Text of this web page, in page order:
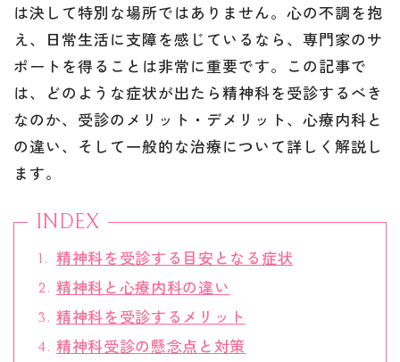
は決して特別な場所ではありません。心の不調を抱
え、日常生活に支障を感じているなら、専門家のサ
ポートを得ることは非常に重要です。この記事で
は、どのような症状が出たら精神科を受診するべき
なのか、受診のメリット・デメリット、心療内科と
の違い、そして一般的な治療について詳しく解説し
ます。
INDEX
精神科を受診する目安となる症状
精神科と心療内科の違い
精神科を受診するメリット
精神科受診の懸念点と対策